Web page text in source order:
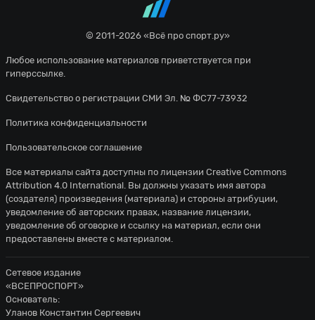
© 2011-2026 «Всё про спорт.ру»
Любое использование материалов приветствуется при
гиперссылке.
Свидетельство о регистрации СМИ Эл. № ФС77-73932
Политика конфиденциальности
Пользовательское соглашение
Все материалы сайта доступны по лицензии Creative Commons
Attribution 4.0 International. Вы должны указать имя автора
(создателя) произведения (материала) и стороны атрибуции,
уведомление об авторских правах, название лицензии,
уведомление об оговорке и ссылку на материал, если они
предоставлены вместе с материалом.
Сетевое издание
«ВСЕПРОСПОРТ»
Основатель:
Уланов Константин Сергеевич